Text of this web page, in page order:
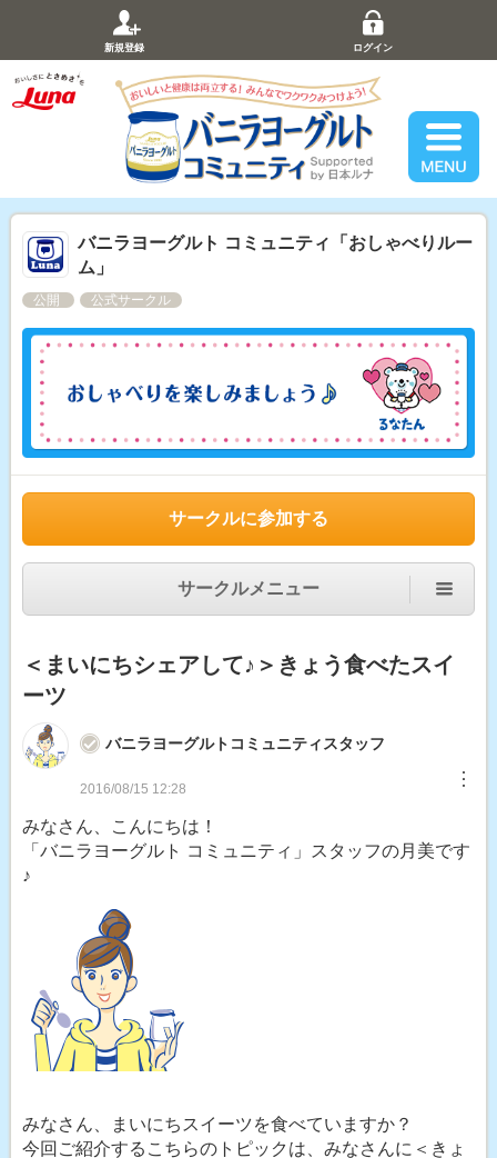
新規登録 ログイン
バニラヨーグルト コミュニティ「おしゃべりルー
ム」
公開 公式サークル
サークルに参加する
サークルメニュー
＜まいにちシェアして♪＞きょう食べたスイ
ーツ
バニラヨーグルトコミュニティスタッフ
2016/08/15 12:28 ︙
みなさん、こんにちは！
「バニラヨーグルト コミュニティ」スタッフの月美です
♪
みなさん、まいにちスイーツを食べていますか？
今回ご紹介するこちらのトピックは、みなさんに＜きょ